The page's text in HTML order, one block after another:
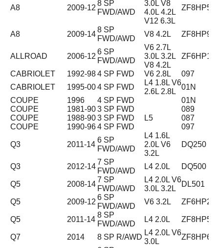
A8 2009-12
8 SP
FWD/AWD
3.0L V8
4.0L 4.2L
V12 6.3L
A8 2009-14
8 SP
FWD/AWD
V8 4.2L
ALLROAD 2006-12
6 SP
FWD/AWD
V6 2.7L
3.0L 3.2L
V8 4.2L
CABRIOLET 1992-984 SP FWD V6 2.8L
097
CABRIOLET
1995-004 SP FWD
L4 1.8L V6
2.6L 2.8L
01N
COUPE
1996 4 SP FWD
01N
COUPE
1981-903 SP FWD
089
COUPE
1988-903 SP FWD L5
087
COUPE
1990-964 SP FWD 097
Q3 2011-14
6 SP
FWD/AWD
L4 1.6L
2.0L V6
3.2L
DQ250
Q3 2012-14
7 SP
FWD/AWD
L4 2.0L DQ500
Q5 2008-14
7 SP
FWD/AWD
L4 2.0L V6
3.0L 3.2L
DL501
Q5 2009-12
6 SP
FWD/AWD
V6 3.2L
Q5 2011-14
8 SP
FWD/AWD
L4 2.0L
Q7 2014 8 SP R/AWD
L4 2.0L V6
3.0L
ZF8HP65